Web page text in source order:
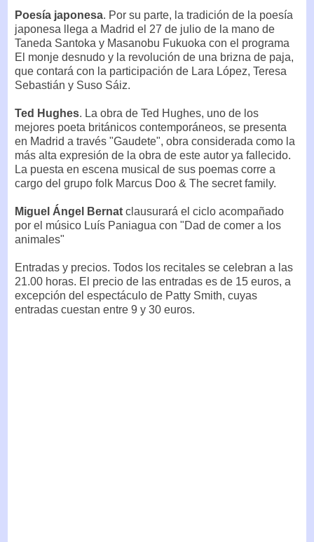
Poesía japonesa. Por su parte, la tradición de la poesía
japonesa llega a Madrid el 27 de julio de la mano de
Taneda Santoka y Masanobu Fukuoka con el programa
El monje desnudo y la revolución de una brizna de paja,
que contará con la participación de Lara López, Teresa
Sebastián y Suso Sáiz.
Ted Hughes. La obra de Ted Hughes, uno de los
mejores poeta británicos contemporáneos, se presenta
en Madrid a través "Gaudete", obra considerada como la
más alta expresión de la obra de este autor ya fallecido.
La puesta en escena musical de sus poemas corre a
cargo del grupo folk Marcus Doo & The secret family.
Miguel Ángel Bernat clausurará el ciclo acompañado
por el músico Luís Paniagua con "Dad de comer a los
animales"
Entradas y precios. Todos los recitales se celebran a las
21.00 horas. El precio de las entradas es de 15 euros, a
excepción del espectáculo de Patty Smith, cuyas
entradas cuestan entre 9 y 30 euros.